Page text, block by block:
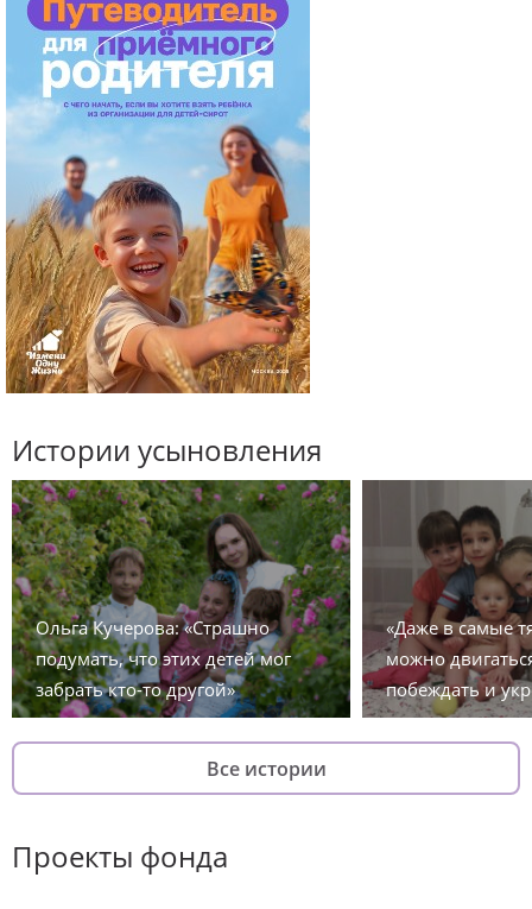
Истории усыновления
Ольга Кучерова: «Страшно
подумать, что этих детей мог
забрать кто-то другой»
«Даже в самые
можно
побеждать и
Все истории
Проекты фонда